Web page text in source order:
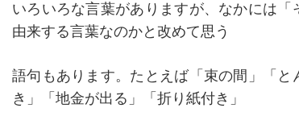
いろいろな言葉がありますが、なかには
由来する言葉なのかと改めて思う
語句もあります。たとえば「束の間」「
き」「地金が出る」「折り紙付き」